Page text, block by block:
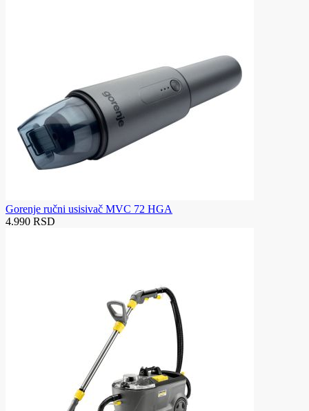
Gorenje ručni usisivač MVC 72 HGA
4.990 RSD